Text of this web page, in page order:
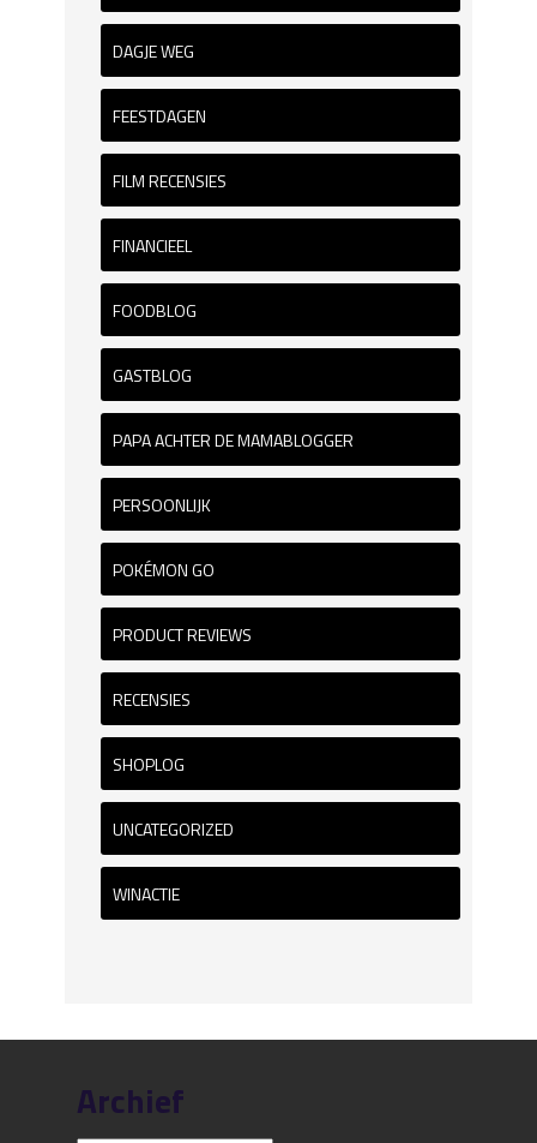
DAGJE WEG
FEESTDAGEN
FILM RECENSIES
FINANCIEEL
FOODBLOG
GASTBLOG
PAPA ACHTER DE MAMABLOGGER
PERSOONLIJK
POKÉMON GO
PRODUCT REVIEWS
RECENSIES
SHOPLOG
UNCATEGORIZED
WINACTIE
Archief